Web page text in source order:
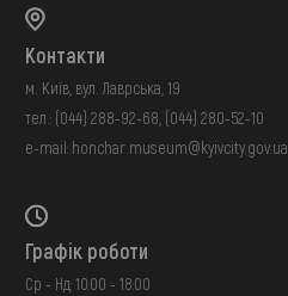
Контакти
м. Київ, вул. Лаврська, 19
тел.: (044) 288-92-68 (044) 280-52-10
e-mail: honchar.museum@kyivcity.gov.ua
Графік роботи
Ср - Нд: 10:00 - 18:00